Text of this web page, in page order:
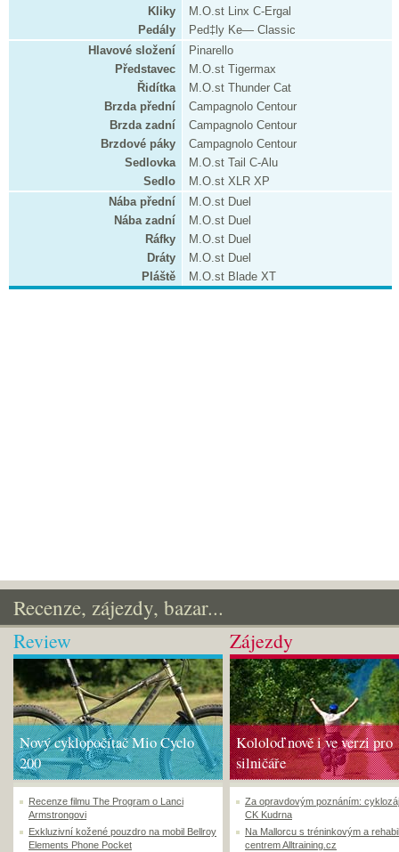
Kliky
M.O.st Linx C-Ergal
Pedály
Ped‡ly Ke— Classic
Hlavové složení
Pinarello
Představec
M.O.st Tigermax
Řidítka
M.O.st Thunder Cat
Brzda přední
Campagnolo Centour
Brzda zadní
Campagnolo Centour
Brzdové páky
Campagnolo Centour
Sedlovka
M.O.st Tail C-Alu
Sedlo
M.O.st XLR XP
Nába přední
M.O.st Duel
Nába zadní
M.O.st Duel
Ráfky
M.O.st Duel
Dráty
M.O.st Duel
Pláště
M.O.st Blade XT
Recenze, zájezdy, bazar...
Review
Nový cyklopočítač Mio Cyclo
200
Recenze filmu The Program o Lanci
Armstrongovi
Exkluzivní kožené pouzdro na mobil Bellroy
Elements Phone Pocket
Zájezdy
Kololoď nově i ve verzi pro
silničáře
Za opravdovým poznáním:
CK Kudrna
Na Mallorcu s tréninkovým a
centrem Alltraining.cz